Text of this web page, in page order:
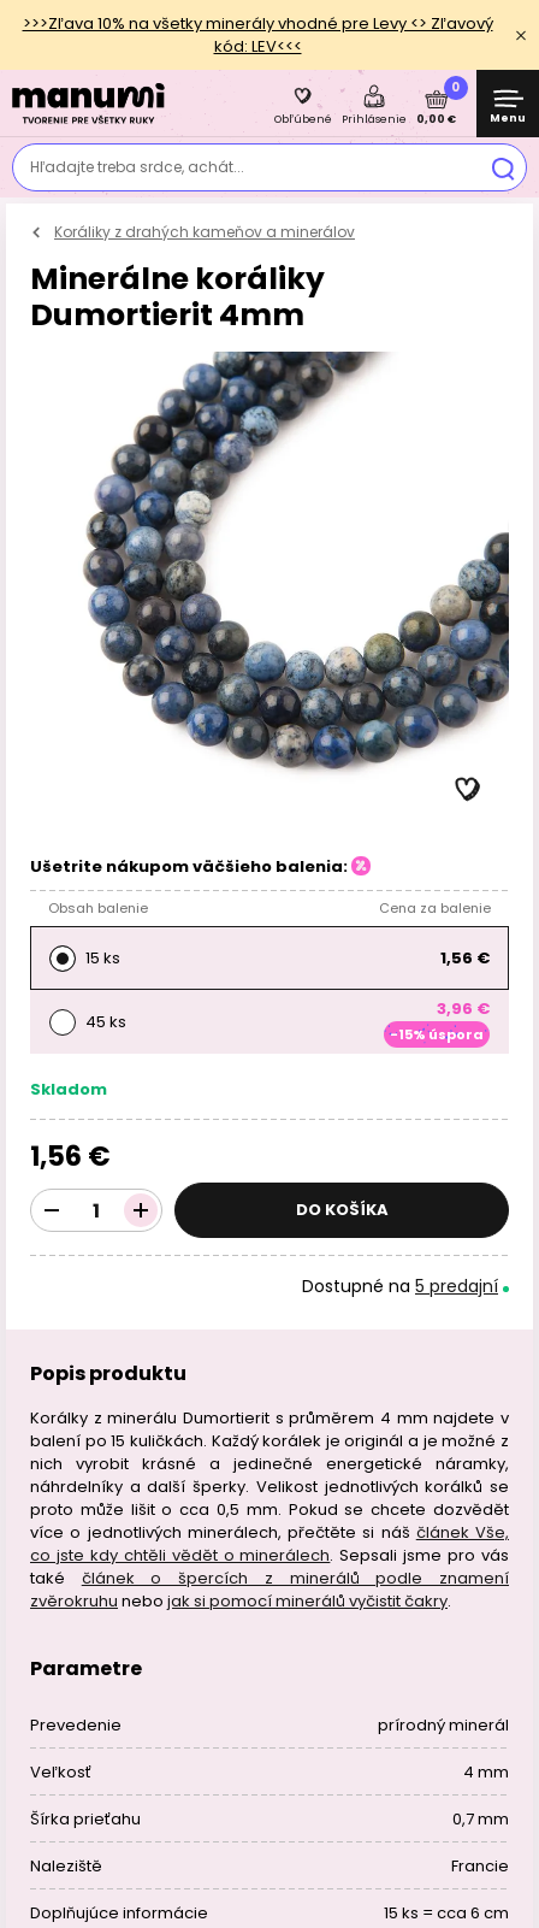
>>>Zľava 10% na všetky minerály vhodné pre Levy <> Zľavový
kód: LEV<<<
Hľadajte treba srdce, achát...
Obľúbené Prihlásenie
0
0,00 € Menu
Koráliky z drahých kameňov a minerálov
Minerálne koráliky
Dumortierit 4mm
Ušetrite nákupom väčšieho balenia:
Obsah balenie Cena za balenie
15 ks 1,56 €
45 ks
3,96 €
-15% úspora
Skladom
1,56 €
DO KOŠÍKA
Dostupné na 5 predajní
Popis produktu
Korálky z minerálu Dumortierit s průměrem 4 mm najdete v
balení po 15 kuličkách. Každý korálek je originál a je možné z
nich vyrobit krásné a jedinečné energetické náramky,
náhrdelníky a další šperky. Velikost jednotlivých korálků se
proto může lišit o cca 0,5 mm. Pokud se chcete dozvědět
více o jednotlivých minerálech, přečtěte si náš článek Vše,
co jste kdy chtěli vědět o minerálech. Sepsali jsme pro vás
také článek o špercích z minerálů podle znamení
zvěrokruhu nebo jak si pomocí minerálů vyčistit čakry.
Parametre
Prevedenie prírodný minerál
Veľkosť 4 mm
Šírka prieťahu 0,7 mm
Naleziště Francie
Doplňujúce informácie 15 ks = cca 6 cm